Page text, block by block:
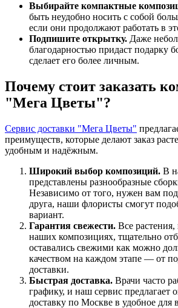
Выбирайте компактные
быть неудобно носить с собой
если они продолжают работать в
Подпишите открытку. Даже
благодарностью придаст подарку
сделает его более личным.
Почему стоит заказать
"Мега Цветы"?
Сервис доставки "Мега Цветы"
преимуществ, которые делают заказ
удобным и надёжным.
Широкий выбор композиций. В
представлены разнообразные
Независимо от того, нужен вам
друга, наши флористы смогут
вариант.
Гарантия свежести. Все
наших композициях, тщательно
оставались свежими как можно
качеством на каждом этапе — от
доставки.
Быстрая доставка. Врачи часто
графику, и наш сервис предлагает
доставку по Москве в удобное для